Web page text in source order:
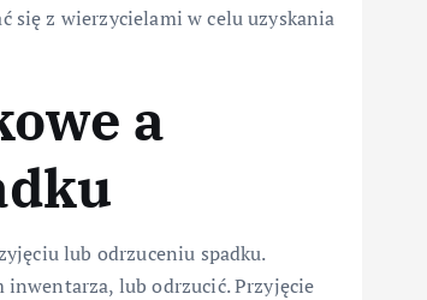
się z wierzycielami w celu uzyskania
a
lub odrzuceniu spadku.
lub odrzucić. Przyjęcie